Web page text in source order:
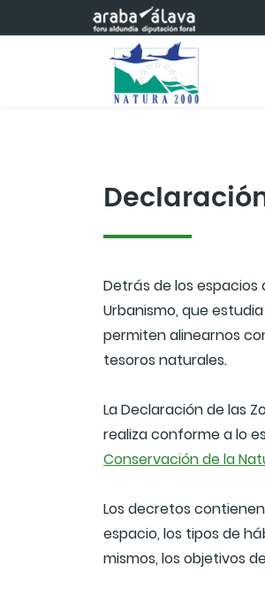
Saltar al contenido principal
Detrás de los
Urbanismo, que
permiten alinearnos
tesoros naturales.
La Declaración de las
realiza conforme a lo
Conservación de la
Los decretos
espacio, los tipos de
mismos, los objetivos